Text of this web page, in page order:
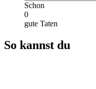
Schon
0
gute Taten
So kannst du